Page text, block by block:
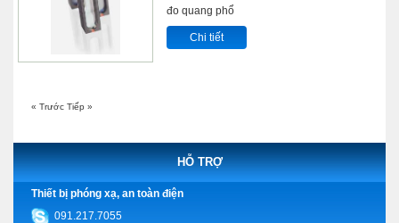
đo quang phổ
Chi tiết
« Trước Tiếp »
HỖ TRỢ
Thiết bị phóng xạ, an toàn điện
091.217.7055